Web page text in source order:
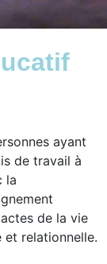
ayant
de travail à
la
de la vie
et relationnelle.